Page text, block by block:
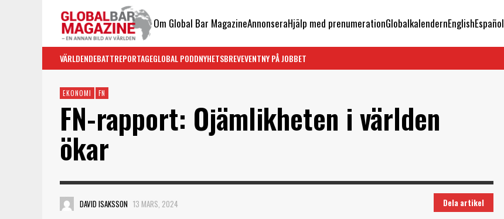
Om Global Bar MagazineAnnonseraHjälp med prenumerationGlobalkalendernEnglishEspañol
VÄRLDENDEBATTREPORTAGEGLOBAL PODDNYHETSBREVEVENTNY PÅ JOBBET
EKONOMI FN
FN-rapport: Ojämlikheten i världen
ökar
DAVID ISAKSSON 13 MARS, 2024 Dela artikel